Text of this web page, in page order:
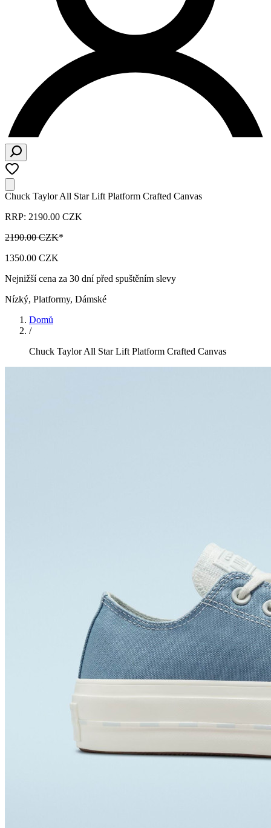
Chuck Taylor All Star Lift Platform Crafted Canvas
RRP: 2190.00 CZK
2190.00 CZK*
1350.00 CZK
Nejnižší cena za 30 dní před spuštěním slevy
Nízký, Platformy, Dámské
Domů
/
Chuck Taylor All Star Lift Platform Crafted Canvas